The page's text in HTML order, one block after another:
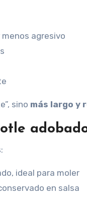
agresivo
sino más largo y
ideal para moler
en salsa